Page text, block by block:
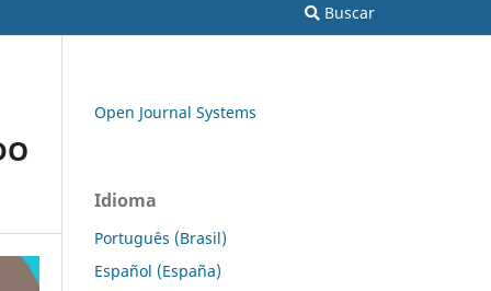
Buscar
Open Journal Systems
Idioma
Português (Brasil)
Español (España)